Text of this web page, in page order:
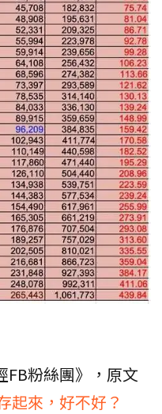
FB粉絲團》，原文
起來，好不好？